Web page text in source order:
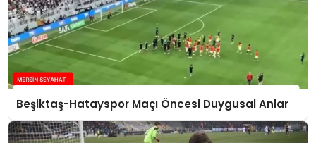
Beşiktaş-Hatayspor Maçı Öncesi Duygusal Anlar